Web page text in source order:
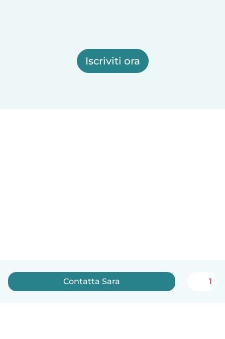
Iscriviti ora
Contatta Sara 1